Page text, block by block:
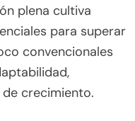
en entornos
navegar las
los desafíos en
en
en su